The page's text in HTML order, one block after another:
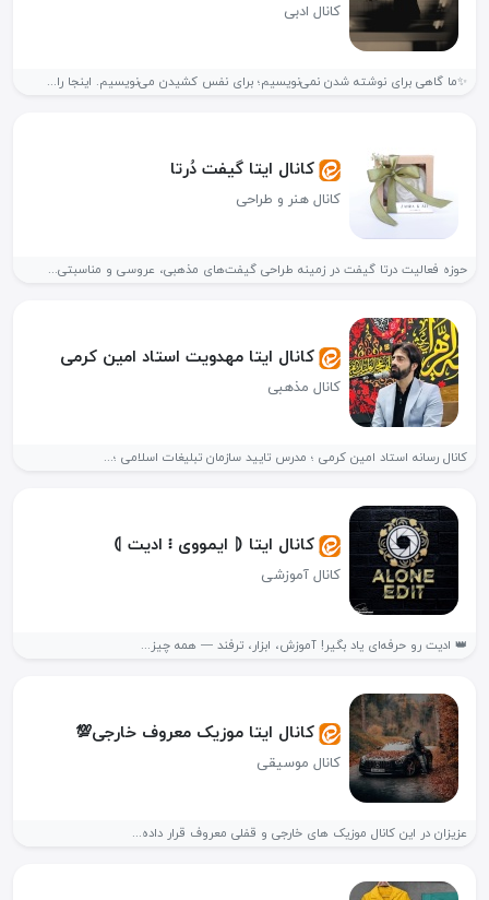
کانال ادبی
✨ما گاهی برای نوشته شدن نمی‌نویسیم؛ برای نفس کشیدن می‌نویسیم. اینجا را...
کانال ایتا گیفت دُرتا
کانال هنر و طراحی
حوزه فعالیت درتا گیفت در زمینه طراحی گیفت‌های مذهبی، عروسی و مناسبتی...
کانال ایتا مهدویت استاد امین کرمی
کانال مذهبی
کانال رسانه استاد امین کرمی ؛ مدرس تایید سازمان تبلیغات اسلامی ؛...
کانال ایتا ⦇‌ ایمووی ፧ ادیت ⦈
کانال آموزشی
👑 ادیت رو حرفه‌ای یاد بگیر! آموزش، ابزار، ترفند — همه چیز...
کانال ایتا موزیک معروف خارجی💯
کانال موسیقی
عزیزان در این کانال موزیک های خارجی و قفلی معروف قرار داده...